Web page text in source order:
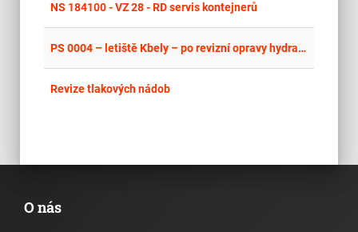
NS 184100 - VZ 28 - RD servis kontejnerů
PS 0004 – letiště Kbely – po revizní opravy hydrantů
Revize tlakových nádob
O nás